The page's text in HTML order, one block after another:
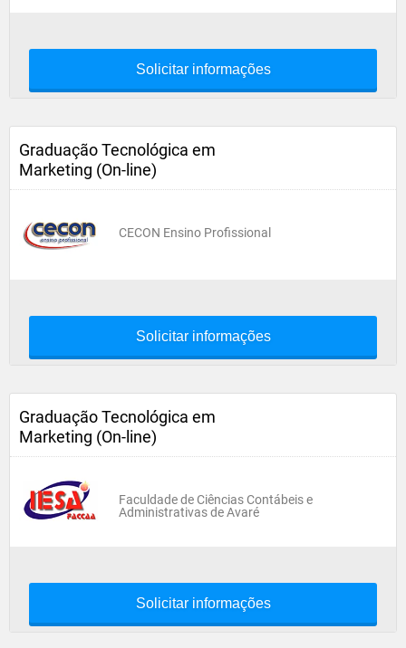
Solicitar informações
Graduação Tecnológica em
Marketing (On-line)
CECON Ensino Profissional
Solicitar informações
Graduação Tecnológica em
Marketing (On-line)
Faculdade de Ciências Contábeis e
Administrativas de Avaré
Solicitar informações